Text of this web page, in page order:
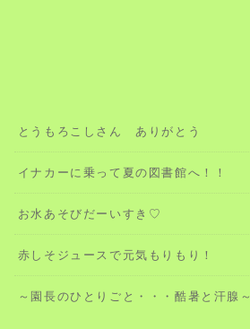
とうもろこしさん ありがとう
イナカーに乗って夏の図書館へ！！
お水あそびだーいすき♡
赤しそジュースで元気もりもり！
～園長のひとりごと・・・酷暑と汗腺～